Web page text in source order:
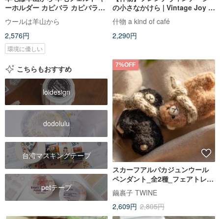
ーホルダー カピバラ カピバラさ
ん
ウールは羊山から
2,576円
環境に優しい
の小さなかけら | Vintage Joy |
ダイカットPET
什物 a kind of café
2,290円
こちらもおすすめ
loidesign
dodolulu
台湾マスキングテープ
petテープ
7%OFF
スカーフアルパカジュンウール
ペンダント_全2種_フェアトレー
ド
繭裹子 TWINE
2,609円 2,805円